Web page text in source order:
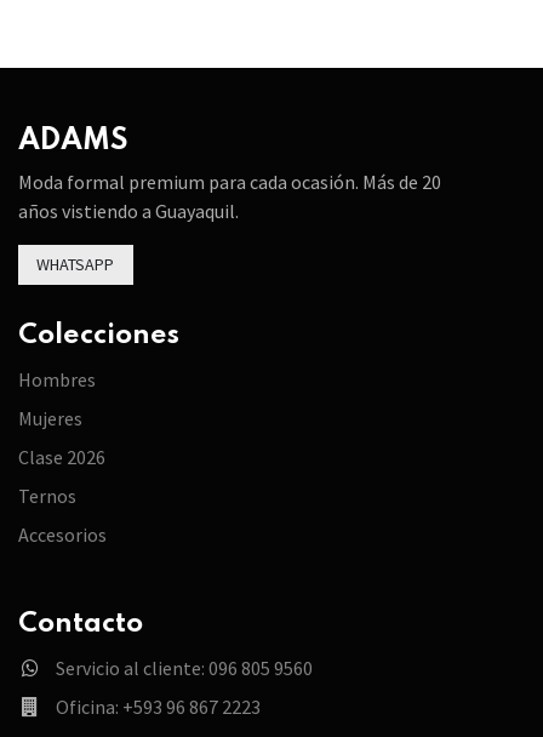
ADAMS
Moda formal premium para cada ocasión. Más de 20
años vistiendo a Guayaquil.
WHATSAPP
Colecciones
Hombres
Mujeres
Clase 2026
Ternos
Accesorios
Contacto
Servicio al cliente: 096 805 9560
Oficina: +593 96 867 2223